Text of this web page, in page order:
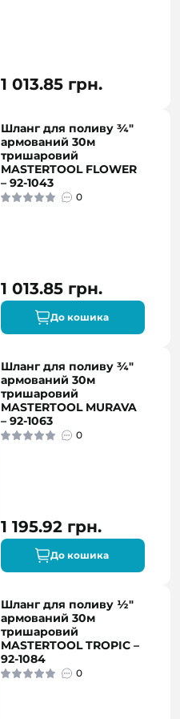
1 013.85 грн.
Шланг для поливу ¾"
армований 30м
тришаровий
MASTERTOOL FLOWER
– 92-1043
0
1 013.85 грн.
До кошика
Шланг для поливу ¾"
армований 30м
тришаровий
MASTERTOOL MURAVA
– 92-1063
0
1 195.92 грн.
До кошика
Шланг для поливу ½"
армований 30м
тришаровий
MASTERTOOL TROPIC –
92-1084
0